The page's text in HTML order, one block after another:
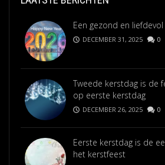
Een gezond en
DECEMBER 31, 2025 0
Tweede kerstdag is de
op eerste kerstdag
DECEMBER 26, 2025 0
Eerste kerstdag is de
het kerstfeest